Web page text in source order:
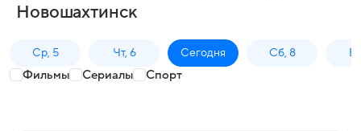
Новошахтинск
Ср, 5 Чт, 6 Сегодня Сб, 8
Фильмы Сериалы Спорт